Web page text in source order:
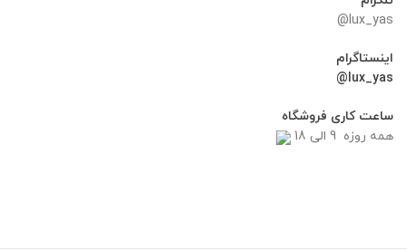
lux_yas@
اینستاگرام
lux_yas@
ساعت کاری فروشگاه
همه روزه 9 الی 18